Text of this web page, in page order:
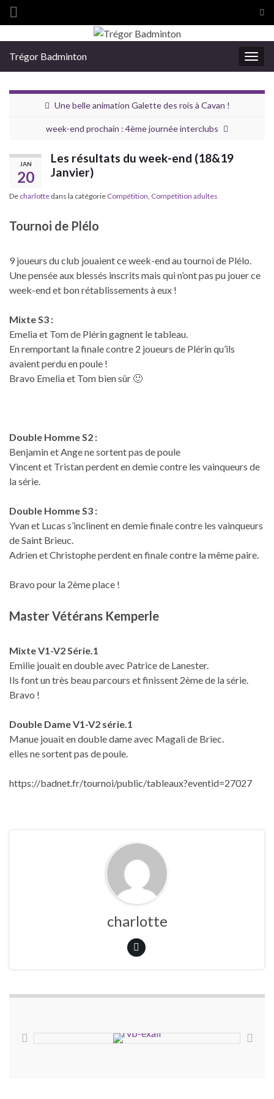
Search for:
Trégor Badminton
Une belle animation Galette des rois à Cavan !
week-end prochain : 4ème journée interclubs
JAN
20
Les résultats du week-end (18&19
Janvier)
De charlotte dans la catégorie Compétition Compétition adultes
Tournoi de Plélo
9 joueurs du club jouaient ce week-end au tournoi de Plélo.
Une pensée aux blessés inscrits mais qui n’ont pas pu jouer ce
week-end et bon rétablissements à eux !
Mixte S3 :
Emelia et Tom de Plérin gagnent le tableau.
En remportant la finale contre 2 joueurs de Plérin qu’ils
avaient perdu en poule !
Bravo Emelia et Tom bien sûr 🙂
Double Homme S2 :
Benjamin et Ange ne sortent pas de poule
Vincent et Tristan perdent en demie contre les vainqueurs de
la série.
Double Homme S3 :
Yvan et Lucas s’inclinent en demie finale contre les vainqueurs
de Saint Brieuc.
Adrien et Christophe perdent en finale contre la même paire.
Bravo pour la 2ème place !
Master Vétérans Kemperle
Mixte V1-V2 Série.1
Emilie jouait en double avec Patrice de Lanester.
Ils font un très beau parcours et finissent 2ème de la série.
Bravo !
Double Dame V1-V2 série.1
Manue jouait en double dame avec Magali de Briec.
elles ne sortent pas de poule.
https://badnet.fr/tournoi/public/tableaux?eventid=27027
charlotte